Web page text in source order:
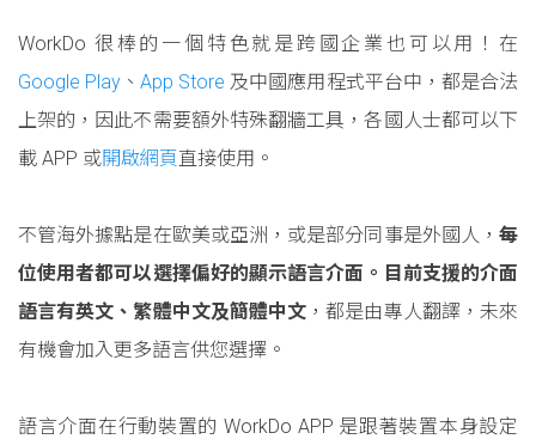
WorkDo 很棒的一個特色就是跨國企業也可以用！在
Google Play 、App Store 及中國應用程式平台中，都是合法
上架的，因此不需要額外特殊翻牆工具，各國人士都可以下
載 APP 或開啟網頁直接使用。
不管海外據點是在歐美或亞洲，或是部分同事是外國人， 每
位使用者都可以選擇偏好的顯示語言介面。目前支援的介面
語言有英文、繁體中文及簡體中文 ，都是由專人翻譯，未來
有機會加入更多語言供您選擇。
語言介面在行動裝置的 WorkDo APP 是跟著裝置本身設定